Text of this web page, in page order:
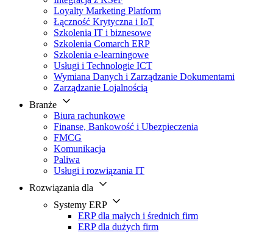
Loyalty Marketing Platform
Łączność Krytyczna i IoT
Szkolenia IT i biznesowe
Szkolenia Comarch ERP
Szkolenia e-learningowe
Usługi i Technologie ICT
Wymiana Danych i Zarządzanie Dokumentami
Zarządzanie Lojalnością
Branże
Biura rachunkowe
Finanse, Bankowość i Ubezpieczenia
FMCG
Komunikacja
Paliwa
Usługi i rozwiązania IT
Rozwiązania dla
Systemy ERP
ERP dla małych i średnich firm
ERP dla dużych firm